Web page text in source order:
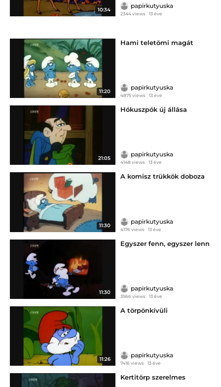
10:34
papirkutyuska
2344 views 13 éve
11:20
Hami teletömi magát
papirkutyuska
4875 views 13 éve
21:05
Hókuszpók új állása
papirkutyuska
4148 views 13 éve
11:30
A komisz trükkök doboza
papirkutyuska
4176 views 13 éve
11:30
Egyszer fenn, egyszer lenn
papirkutyuska
3566 views 13 éve
11:26
A törpönkívüli
papirkutyuska
7416 views 13 éve
Kertitörp szerelmes